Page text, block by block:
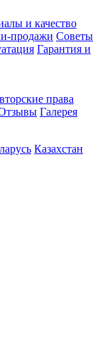
и качество
продажи Советы
Гарантия и
права
Галерея
Казахстан